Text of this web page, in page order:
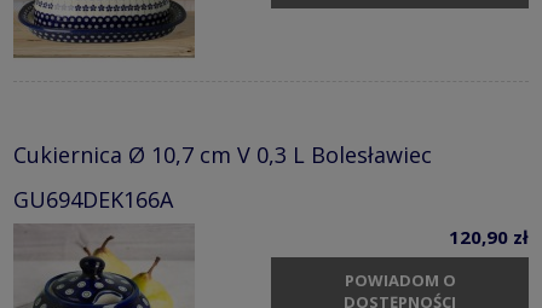
Cukiernica Ø 10,7 cm V 0,3 L Bolesławiec
GU694DEK166A
120,90 zł
POWIADOM O
DOSTĘPNOŚCI